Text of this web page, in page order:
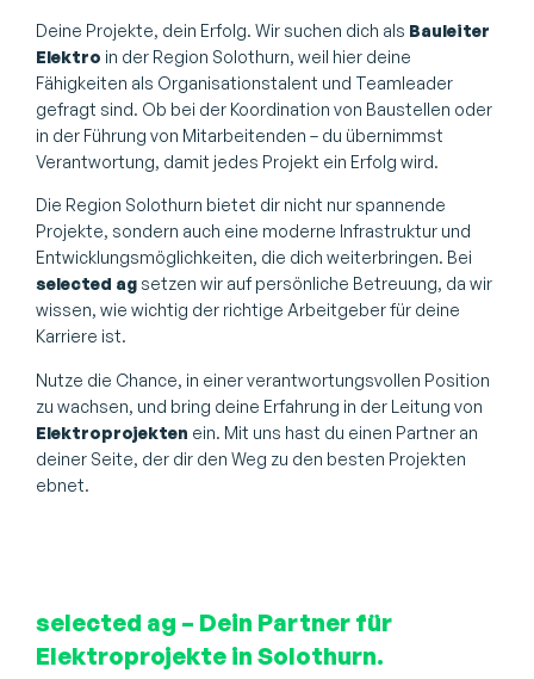
Deine Projekte, dein Erfolg. Wir suchen dich als Bauleiter
Elektro in der Region Solothurn, weil hier deine
Fähigkeiten als Organisationstalent und Teamleader
gefragt sind. Ob bei der Koordination von Baustellen oder
in der Führung von Mitarbeitenden – du übernimmst
Verantwortung, damit jedes Projekt ein Erfolg wird.
Die Region Solothurn bietet dir nicht nur spannende
Projekte, sondern auch eine moderne Infrastruktur und
Entwicklungsmöglichkeiten, die dich weiterbringen. Bei
selected agsetzen wir auf persönliche Betreuung, da wir
wissen, wie wichtig der richtige Arbeitgeber für deine
Karriere ist.
Nutze die Chance, in einer verantwortungsvollen Position
zu wachsen, und bring deine Erfahrung in der Leitung von
Elektroprojekten ein. Mit uns hast du einen Partner an
deiner Seite, der dir den Weg zu den besten Projekten
ebnet.
selected ag – Dein Partner für
Elektroprojekte in Solothurn.